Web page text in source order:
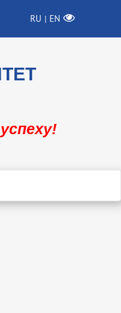
RU | EN